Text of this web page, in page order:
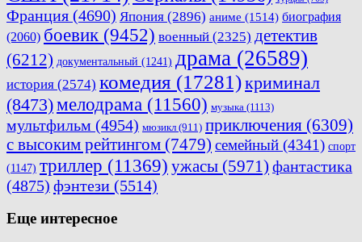
Франция (4690) Япония (2896) аниме (1514) биография
(2060) боевик (9452) военный (2325) детектив
(6212) документальный (1241) драма (26589)
история (2574) комедия (17281)криминал
(8473)мелодрама (11560) музыка (1113)
мультфильм (4954) мюзикл (911) приключения (6309)
с высоким рейтингом (7479) семейный (4341) спорт
(1147) триллер (11369) ужасы (5971) фантастика
(4875) фэнтези (5514)
Еще интересное